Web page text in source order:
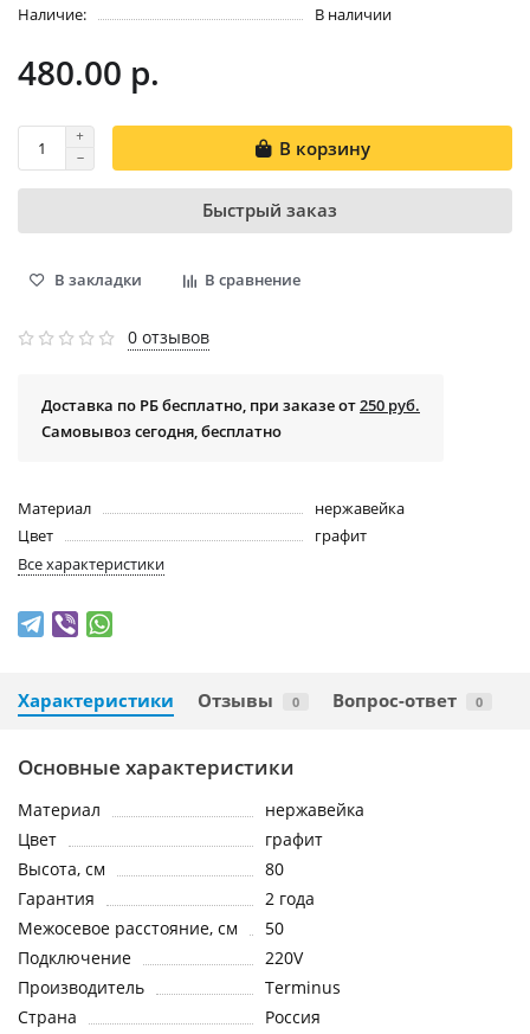
Наличие:
В наличии
480.00 р.
В корзину
Быстрый заказ
В закладки В сравнение
0 отзывов
Доставка по РБ бесплатно, при заказе от250 руб.
Самовывоз сегодня, бесплатно
Материал
нержавейка
Цвет
графит
Все характеристики
Характеристики Отзывы 0 Вопрос-ответ 0
Основные характеристики
Материал
нержавейка
Цвет
графит
Высота, см
80
Гарантия
2 года
Межосевое расстояние, см
50
Подключение
220V
Производитель
Terminus
Страна
Россия